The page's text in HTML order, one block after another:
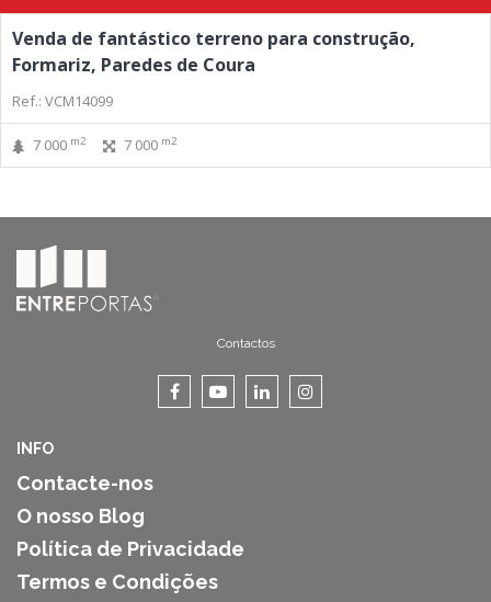
Venda de fantástico terreno para construção,
Formariz, Paredes de Coura
Ref.: VCM14099
7 000 m2 7 000 m2
Contactos
INFO
Contacte-nos
O nosso Blog
Política de Privacidade
Termos e Condições